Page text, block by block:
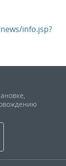
info.jsp?